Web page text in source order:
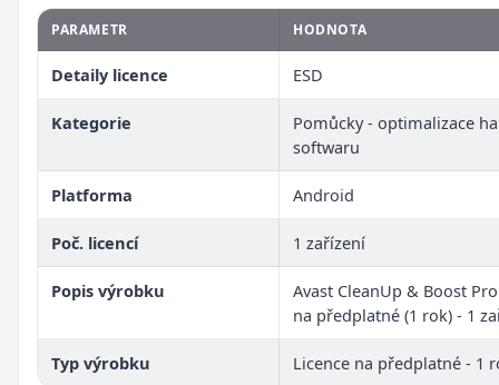
PARAMETR HODNOTA
Detaily licence ESD
Kategorie
Pomůcky - optimalizace
softwaru
Platforma Android
Poč. licencí 1 zařízení
Popis výrobku
Avast CleanUp & Boost
na předplatné (1 rok) - 1
Typ výrobku Licence na předplatné - 1